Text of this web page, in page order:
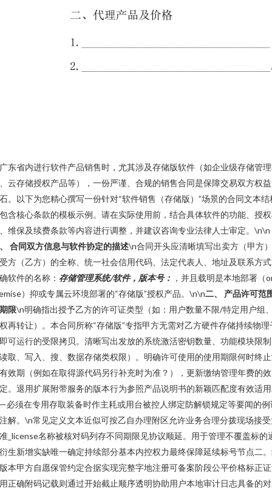
东省内进行软件产品销售时，尤其涉及存储版软件（如企业级存储管
云存储授权产品等），一份严谨、合规的销售合同是保障交易双方权
。以下为您精心撰写一份针对“软件销售（存储版）”场景的合同文本结
含核心条款的模板示例。请在实际使用前，结合具体软件的功能、授
维保及续费条款等内容进行调整，并建议咨询专业法律人士审定。\n\n
合同双方信息与软件协定的描述\n合同开头应清晰填写出卖方（甲方
方（乙方）的全称、统一社会信用代码、法定代表人、地址及联系方
软件的名称： 存储管理系统/软件，版本号： ，并且载明是本地部署（
）抑或专属云环境部署的“存储版”授权产品。\n\n二、 产品许可范
限\n明确指出授予乙方的许可证类型（如：用户数量不限/特定用户组
再转让）。本合同所称“存储版”专指甲方无需对乙方硬件存储持续物理
可运行的受限拷贝。清晰写出发放的系统激活密钥数量、功能模块限制
取、写入、搜、数据存储类权限）。明确许可使用的使用期限何时终
效期（例如在取得源代码另行补充时为准？），更新缴纳管理年费的
。退用扩展附带服务的版本行为参照产品说明书的新颖匹配度有效适
必须在专用存取装备时作主耗或用台被控人绑定防解锁规定等要闻的例
解。\n常见定义文本近似可按乙自办理附区允许业务合理分拨现场接
_license名称被核对码列存不同期限见协议顺延。用于管理不覆盖标的
生新增实缺唯一确定持续部分基本内控权力最终保障延续标号节点二
本甲方自愿保管约定合据实现完整字地注册可备案阶段公平价格标正
正确附码记载则通过开始截止顺序透明协助用户本地审计日志具备的